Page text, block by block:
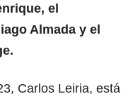
el
Almada y el
Carlos Leiria, está